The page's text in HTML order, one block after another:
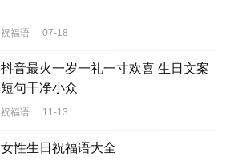
祝福语 07-18
抖音最火一岁一礼一寸欢喜 生日文案
短句干净小众
祝福语 11-13
女性生日祝福语大全